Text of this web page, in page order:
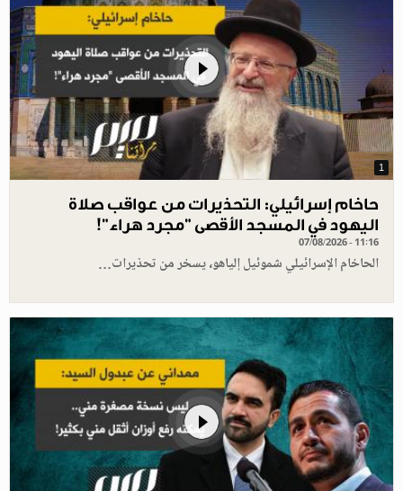
1
حاخام إسرائيلي: التحذيرات من عواقب صلاة
اليهود في المسجد الأقصى "مجرد هراء"!
07/08/2026 - 11:16
الحاخام الإسرائيلي شموئيل إلياهو، يسخر من تحذيرات…